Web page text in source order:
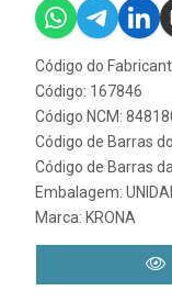
Código do
Código: 167846
Código NCM:
Código de Barras
Código de Barras
Embalagem:
Marca: KRONA